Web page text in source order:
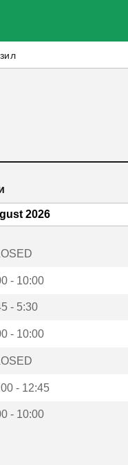
2026
- 10:00
- 5:30
- 10:00
- 12:45
- 10:00